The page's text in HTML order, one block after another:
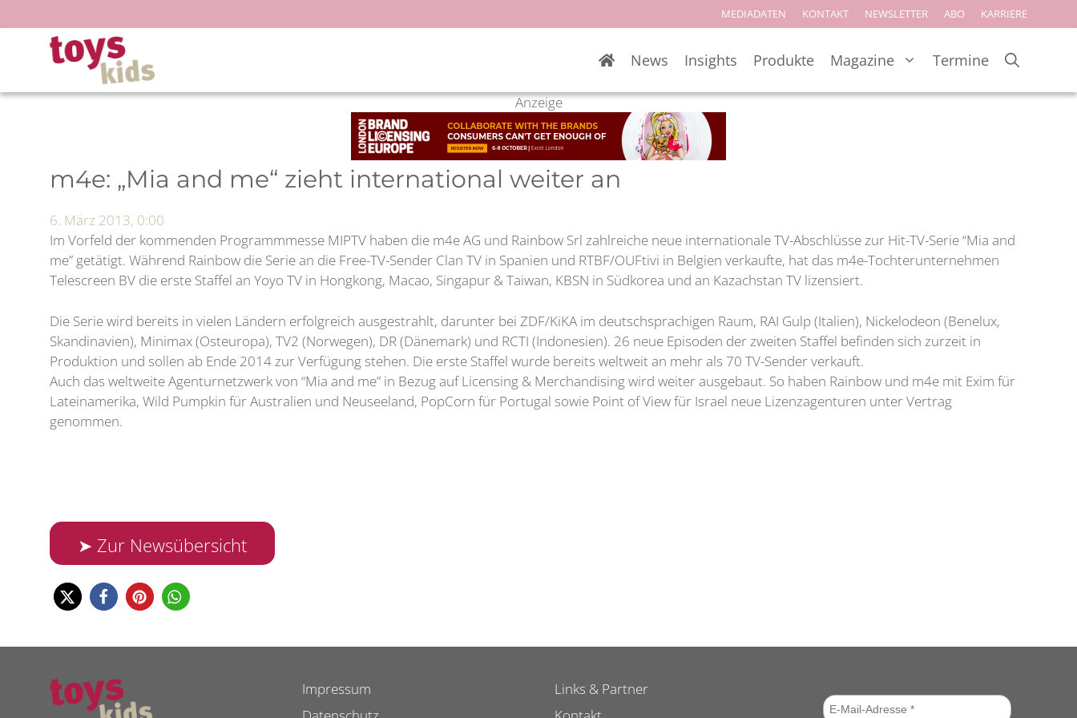
Inhalt
springen
MEDIADATEN KONTAKT NEWSLETTER ABO KARRIERE
News Insights Produkte Magazine Termine
Anzeige
m4e: „Mia and me“ zieht international weiter an
6. März 2013, 0:00
Im Vorfeld der kommenden Programmmesse MIPTV haben die m4e AG und Rainbow Srl zahlreiche neue internationale TV-Abschlüsse zur Hit-TV-Serie “Mia and
me” getätigt. Während Rainbow die Serie an die Free-TV-Sender Clan TV in Spanien und RTBF/OUFtivi in Belgien verkaufte, hat das m4e-Tochterunternehmen
Telescreen BV die erste Staffel an Yoyo TV in Hongkong, Macao, Singapur & Taiwan, KBSN in Südkorea und an Kazachstan TV lizensiert.
Die Serie wird bereits in vielen Ländern erfolgreich ausgestrahlt, darunter bei ZDF/KiKA im deutschsprachigen Raum, RAI Gulp (Italien), Nickelodeon (Benelux,
Skandinavien), Minimax (Osteuropa), TV2 (Norwegen), DR (Dänemark) und RCTI (Indonesien). 26 neue Episoden der zweiten Staffel befinden sich zurzeit in
Produktion und sollen ab Ende 2014 zur Verfügung stehen. Die erste Staffel wurde bereits weltweit an mehr als 70 TV-Sender verkauft.
Auch das weltweite Agenturnetzwerk von “Mia and me” in Bezug auf Licensing & Merchandising wird weiter ausgebaut. So haben Rainbow und m4e mit Exim für
Lateinamerika, Wild Pumpkin für Australien und Neuseeland, PopCorn für Portugal sowie Point of View für Israel neue Lizenzagenturen unter Vertrag
genommen.
➤ Zur Newsübersicht
Impressum
Links & Partner